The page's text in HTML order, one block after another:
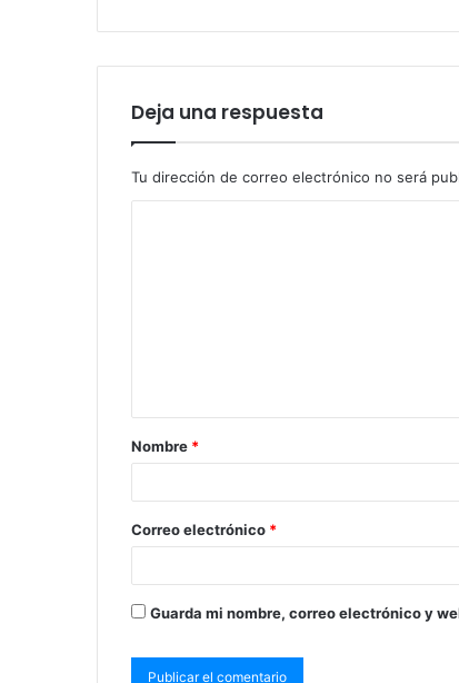
Deja una respuesta
Tu dirección de correo electrónico no será
Nombre *
Correo electrónico *
Guarda mi nombre, correo electrónico y